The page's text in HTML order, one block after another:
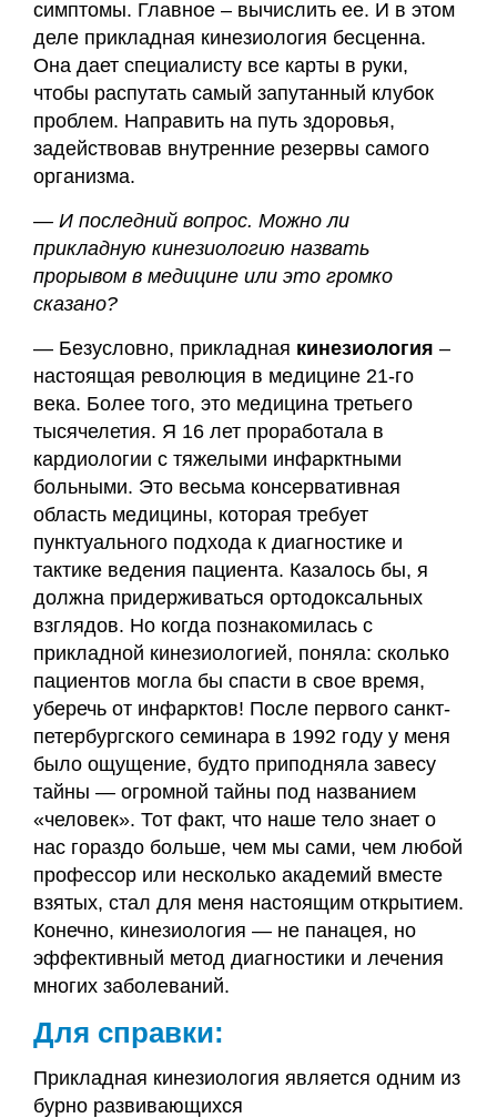
симптомы. Главное – вычислить ее. И в этом
деле прикладная кинезиология бесценна.
Она дает специалисту все карты в руки,
чтобы распутать самый запутанный клубок
проблем. Направить на путь здоровья,
задействовав внутренние резервы самого
организма.
— И последний вопрос. Можно ли
прикладную кинезиологию назвать
прорывом в медицине или это громко
сказано?
— Безусловно, прикладная кинезиология –
настоящая революция в медицине 21-го
века. Более того, это медицина третьего
тысячелетия. Я 16 лет проработала в
кардиологии с тяжелыми инфарктными
больными. Это весьма консервативная
область медицины, которая требует
пунктуального подхода к диагностике и
тактике ведения пациента. Казалось бы, я
должна придерживаться ортодоксальных
взглядов. Но когда познакомилась с
прикладной кинезиологией, поняла: сколько
пациентов могла бы спасти в свое время,
уберечь от инфарктов! После первого санкт-
петербургского семинара в 1992 году у меня
было ощущение, будто приподняла завесу
тайны — огромной тайны под названием
«человек». Тот факт, что наше тело знает о
нас гораздо больше, чем мы сами, чем любой
профессор или несколько академий вместе
взятых, стал для меня настоящим открытием.
Конечно, кинезиология — не панацея, но
эффективный метод диагностики и лечения
многих заболеваний.
Для справки:
Прикладная кинезиология является одним из
бурно развивающихся